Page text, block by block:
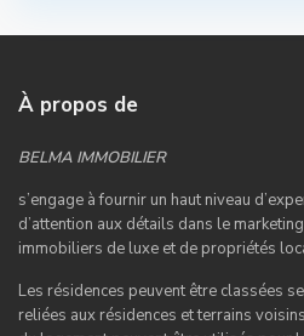
À propos de
BELMA IMMOBILIER
s’engage à fournir un haut niveau
d’attention aux détails dans le
immobiliers de luxe et de propriétés
Les résidences peuvent être classées
reliées aux résidences et terrains